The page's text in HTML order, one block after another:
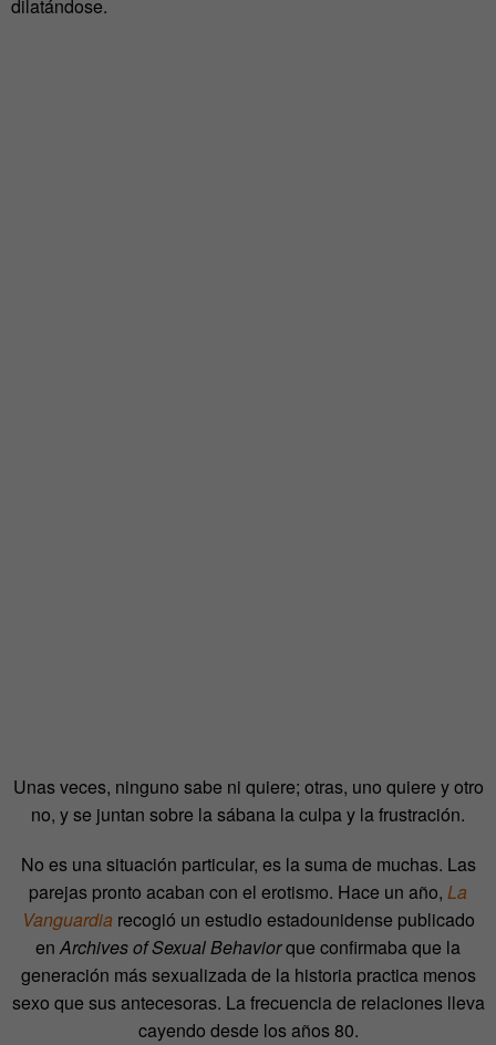
dilatándose.
Unas veces, ninguno sabe ni quiere; otras, uno quiere y otro
no, y se juntan sobre la sábana la culpa y la frustración.
No es una situación particular, es la suma de muchas. Las
parejas pronto acaban con el erotismo. Hace un año, La
Vanguardia recogió un estudio estadounidense publicado
enArchives of Sexual Behaviorque confirmaba que la
generación más sexualizada de la historia practica menos
sexo que sus antecesoras. La frecuencia de relaciones lleva
cayendo desde los años 80.